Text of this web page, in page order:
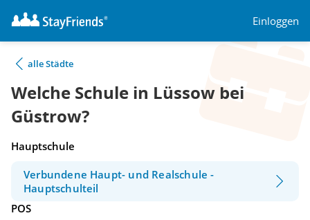
Einloggen
alle Städte
Welche Schule in Lüssow bei
Güstrow?
Hauptschule
Verbundene Haupt- und Realschule -
Hauptschulteil
POS